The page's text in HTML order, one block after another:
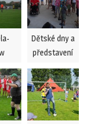
Dětské dny a
představení